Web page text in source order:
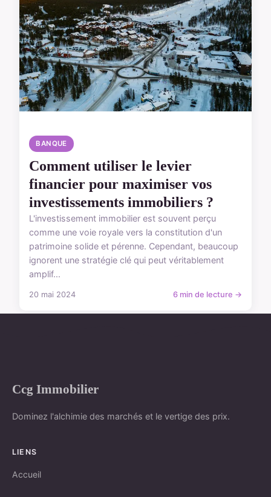
BANQUE
Comment utiliser le levier
financier pour maximiser vos
investissements immobiliers ?
L'investissement immobilier est souvent perçu
comme une voie royale vers la constitution d'un
patrimoine solide et pérenne. Cependant, beaucoup
ignorent une stratégie clé qui peut véritablement
amplif...
20 mai 2024 6 min de lecture →
Ccg Immobilier
Dominez l'alchimie des marchés et le vertige des prix.
LIENS
Accueil